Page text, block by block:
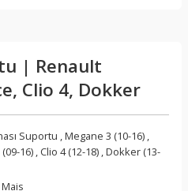
| Renault
Clio 4, Dokker
Suportu ,Megane 3 (10-16) ,
16) , Clio 4 (12-18) ,Dokker (13-